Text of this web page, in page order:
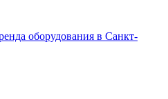
оборудования в Санкт-